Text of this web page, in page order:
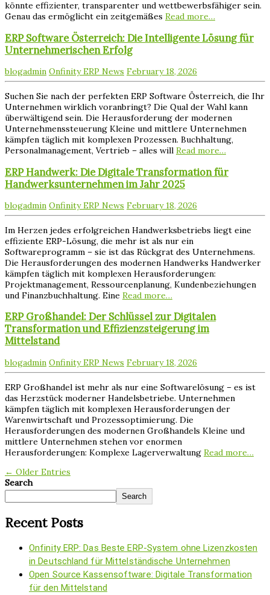
könnte effizienter, transparenter und wettbewerbsfähiger sein.
Genau das ermöglicht ein zeitgemäßes Read more…
ERP Software Österreich: Die Intelligente Lösung für
Unternehmerischen Erfolg
blogadmin Onfinity ERP News February 18, 2026
Suchen Sie nach der perfekten ERP Software Österreich, die Ihr
Unternehmen wirklich voranbringt? Die Qual der Wahl kann
überwältigend sein. Die Herausforderung der modernen
Unternehmenssteuerung Kleine und mittlere Unternehmen
kämpfen täglich mit komplexen Prozessen. Buchhaltung,
Personalmanagement, Vertrieb – alles will Read more…
ERP Handwerk: Die Digitale Transformation für
Handwerksunternehmen im Jahr 2025
blogadmin Onfinity ERP News February 18, 2026
Im Herzen jedes erfolgreichen Handwerksbetriebs liegt eine
effiziente ERP-Lösung, die mehr ist als nur ein
Softwareprogramm – sie ist das Rückgrat des Unternehmens.
Die Herausforderungen des modernen Handwerks Handwerker
kämpfen täglich mit komplexen Herausforderungen:
Projektmanagement, Ressourcenplanung, Kundenbeziehungen
und Finanzbuchhaltung. Eine Read more…
ERP Großhandel: Der Schlüssel zur Digitalen
Transformation und Effizienzsteigerung im
Mittelstand
blogadmin Onfinity ERP News February 18, 2026
ERP Großhandel ist mehr als nur eine Softwarelösung – es ist
das Herzstück moderner Handelsbetriebe. Unternehmen
kämpfen täglich mit komplexen Herausforderungen der
Warenwirtschaft und Prozessoptimierung. Die
Herausforderungen des modernen Großhandels Kleine und
mittlere Unternehmen stehen vor enormen
Herausforderungen: Komplexe Lagerverwaltung Read more…
← Older Entries
Search
Search
Recent Posts
Onfinity ERP: Das Beste ERP-System ohne Lizenzkosten
in Deutschland für Mittelständische Unternehmen
Open Source Kassensoftware: Digitale Transformation
für den Mittelstand